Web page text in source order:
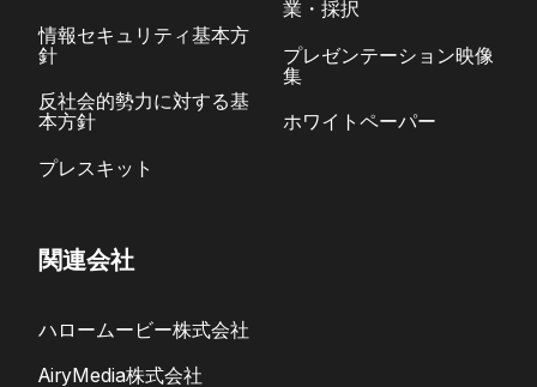
情報セキュリティ基本方
針
反社会的勢力に対する基
本方針
プレスキット
業・採択
プレゼンテーション映像
集
ホワイトペーパー
関連会社
ハロームービー株式会社
AiryMedia株式会社